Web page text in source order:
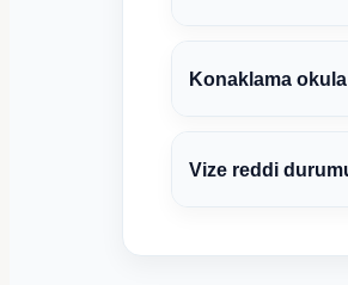
Konaklama
Vize reddi